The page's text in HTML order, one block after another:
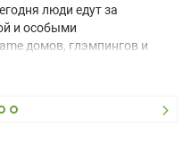
люди едут за
и особыми
домов, глэмпингов и
растет, и
в соцсетях,